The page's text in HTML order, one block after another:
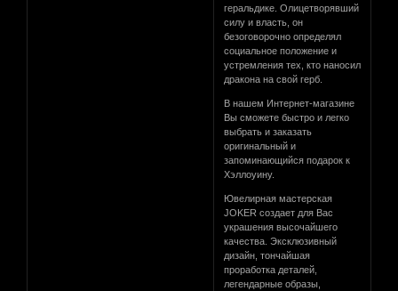
геральдике. Олицетворявший
силу и власть, он
безоговорочно определял
социальное положение и
устремления тех, кто наносил
дракона на свой герб.
В нашем Интернет-магазине
Вы сможете быстро и легко
выбрать и заказать
оригинальный и
запоминающийся подарок к
Хэллоуину.
Ювелирная мастерская
JOKER создает для Вас
украшения высочайшего
качества. Эксклюзивный
дизайн, тончайшая
проработка деталей,
легендарные образы,